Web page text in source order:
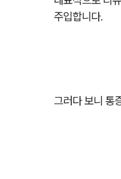
주입합니다.
그러다 보니 통